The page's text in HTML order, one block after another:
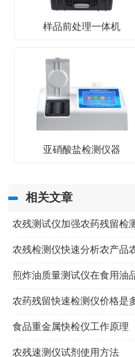
样品前处理一体机
亚硝酸盐检测仪器
相关文章
农残检测仪快速分析农产品
煎炸油质量测试仪在食用油
农药残留快速检测仪价格是
食品重金属快检仪工作原理
农残速测仪试剂使用方法